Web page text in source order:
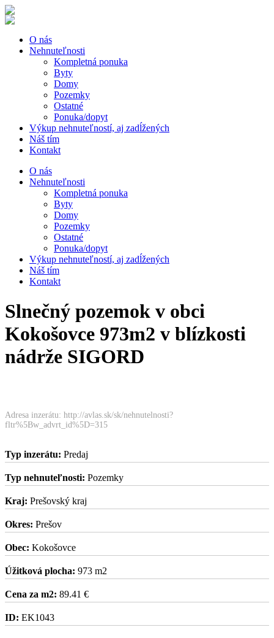
O nás
Nehnuteľnosti
Kompletná ponuka
Byty
Domy
Pozemky
Ostatné
Ponuka/dopyt
Výkup nehnuteľností, aj zadĺžených
Náš tím
Kontakt
O nás
Nehnuteľnosti
Kompletná ponuka
Byty
Domy
Pozemky
Ostatné
Ponuka/dopyt
Výkup nehnuteľností, aj zadĺžených
Náš tím
Kontakt
Slnečný pozemok v obci
Kokošovce 973m2 v blízkosti
nádrže SIGORD
Adresa inzerátu: http://avlas.sk/sk/nehnutelnosti?
fltr%5Bw_advrt_id%5D=315
Typ inzerátu: Predaj
Typ nehnuteľnosti: Pozemky
Kraj: Prešovský kraj
Okres: Prešov
Obec: Kokošovce
Úžitková plocha: 973 m2
Cena za m2: 89.41 €
ID: EK1043